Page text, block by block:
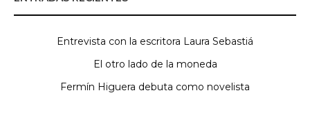
Entrevista con la escritora Laura Sebastiá
El otro lado de la moneda
Fermín Higuera debuta como novelista